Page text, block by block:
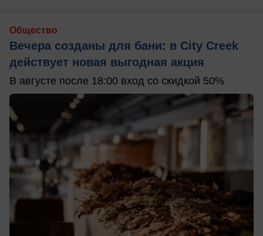
Общество
Вечера созданы для бани: в City Creek
действует новая выгодная акция
В августе после 18:00 вход со скидкой 50%